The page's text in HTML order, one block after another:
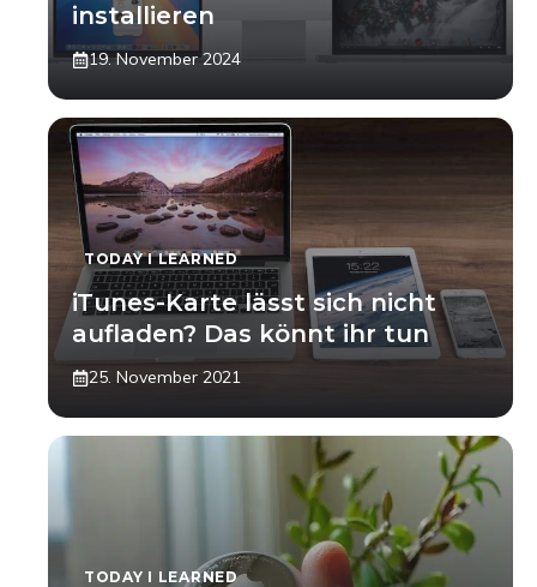
installieren
19. November 2024
TODAY I LEARNED
iTunes-Karte lässt sich nicht
aufladen? Das könnt ihr tun
25. November 2021
TODAY I LEARNED